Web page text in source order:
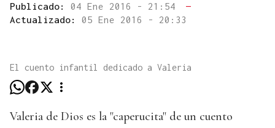
Publicado: 04 Ene 2016 - 21:54
—
Actualizado: 05 Ene 2016 - 20:33
El cuento infantil dedicado a Valeria
Valeria de Dios es la "caperucita" de un cuento